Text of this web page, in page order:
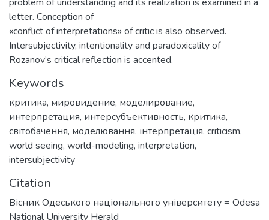
letter. Conception of
«conflict of interpretations» of critic is also observed.
Intersubjectivity, intentionality and paradoxicality of
Rozanov’s critical reflection is accented.
Keywords
критика, мировидение, моделирование,
интерпретация, интерсубъективность, критика,
світобачення, моделювання, інтерпретація, criticism,
world seeing, world-modeling, interpretation,
intersubjectivity
Citation
Вісник Одеського національного університету = Odesa
National University Herald